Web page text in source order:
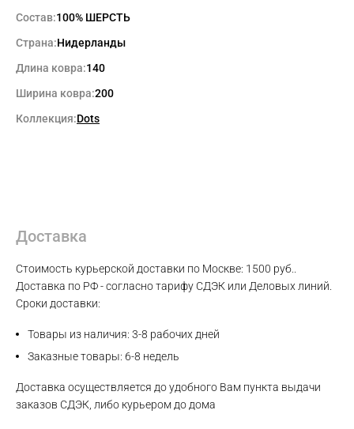
Состав:100% ШЕРСТЬ
Страна:Нидерланды
Длина ковра:140
Ширина ковра:200
Коллекция:Dots
Доставка
Стоимость курьерской доставки по Москве: 1500 руб..
Доставка по РФ - согласно тарифу СДЭК или Деловых линий.
Сроки доставки:
Товары из наличия: 3-8 рабочих дней
Заказные товары: 6-8 недель
Доставка осуществляется до удобного Вам пункта выдачи
заказов СДЭК, либо курьером до дома
WhatsApp
Telegram